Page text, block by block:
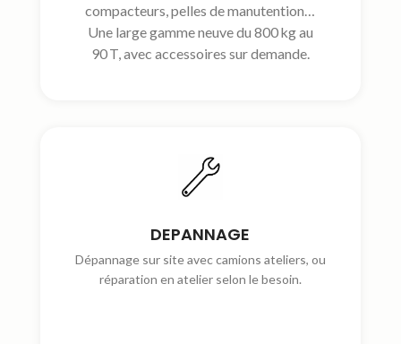
compacteurs, pelles de manutention…
Une large gamme neuve du 800 kg au
90 T, avec accessoires sur demande.
DEPANNAGE
Dépannage sur site avec camions ateliers, ou
réparation en atelier selon le besoin.